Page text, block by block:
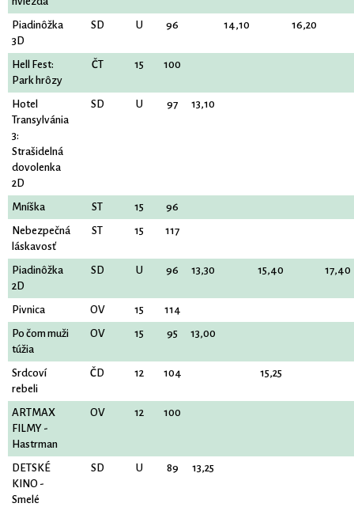
Piadinôžka
3D
SD U 96 14,10 16,20
Hell Fest:
Park hrôzy
ČT 15 100
Hotel
Transylvánia
3:
Strašidelná
dovolenka
2D
SD U 97 13,10
Mníška ST 15
96
Nebezpečná
láskavosť
ST 15 117
Piadinôžka
2D
SD U 96 13,30 15,40 17,40
Pivnica OV 15
114
Po čom muži
túžia
OV 15 95 13,00
Srdcoví
rebeli
ČD 12 104 15,25
ARTMAX
FILMY -
Hastrman
OV 12 100
DETSKÉ
KINO -
Smelé
SD U 89 13,25